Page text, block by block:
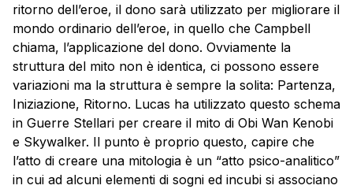
ritorno dell’eroe, il dono sarà utilizzato per migliorare il
mondo ordinario dell’eroe, in quello che Campbell
chiama, l’applicazione del dono. Ovviamente la
struttura del mito non è identica, ci possono essere
variazioni ma la struttura è sempre la solita: Partenza,
Iniziazione, Ritorno. Lucas ha utilizzato questo schema
in Guerre Stellari per creare il mito di Obi Wan Kenobi
e Skywalker. Il punto è proprio questo, capire che
l’atto di creare una mitologia è un “atto psico-analitico”
in cui ad alcuni elementi di sogni ed incubi si associano